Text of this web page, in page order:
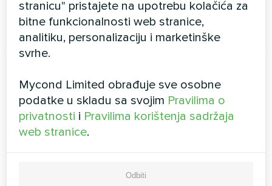
PROČITAJTE VIŠE
stranicu" pristajete na upotrebu kolačića za
bitne funkcionalnosti web stranice,
analitiku, personalizaciju i marketinške
svrhe.
Mycond Limited obrađuje sve osobne
podatke u skladu sa svojim Pravilima o
privatnosti i Pravilima korištenja sadržaja
web stranice.
Odbiti